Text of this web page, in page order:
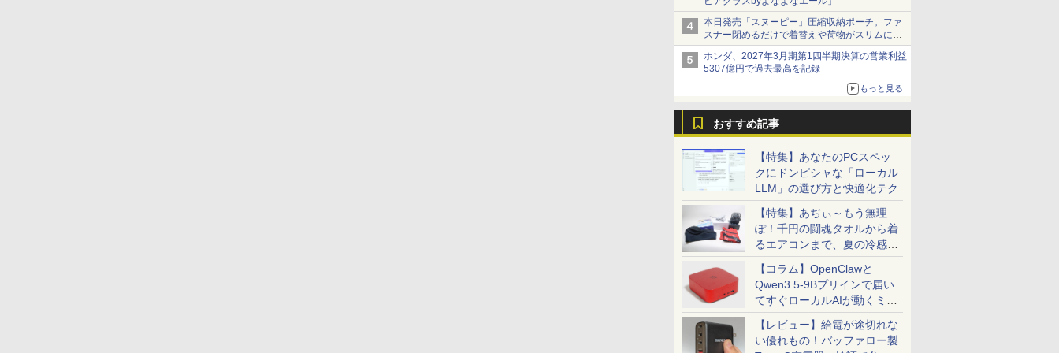
本日発売「スヌーピー」圧縮収納ポーチ。ファ
スナー閉めるだけで着替えや荷物がスリムにま
とまる
ホンダ、2027年3月期第1四半期決算の営業利益
5307億円で過去最高を記録
もっと見る
おすすめ記事
【特集】あなたのPCスペッ
クにドンピシャな「ローカル
LLM」の選び方と快適化テク
【特集】あぢぃ～もう無理
ぽ！千円の闘魂タオルから着
るエアコンまで、夏の冷感グ
ッズ一挙紹介
【コラム】OpenClawと
Qwen3.5-9Bプリインで届い
てすぐローカルAIが動くミニ
PC「SER9 Pro」
【レビュー】給電が途切れな
い優れもの！バッファロー製